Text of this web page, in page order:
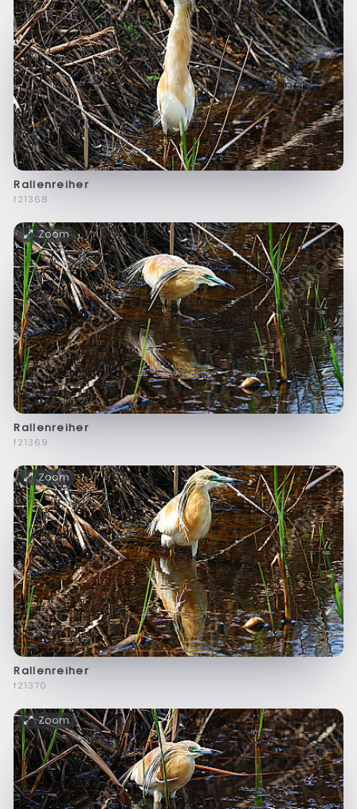
Rallenreiher
f21368
Zoom
Rallenreiher
f21369
Zoom
Rallenreiher
f21370
Zoom